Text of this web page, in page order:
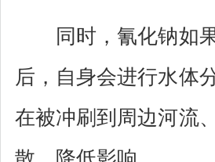
同时，氰化钠如果
后，自身会进行水体
在被冲刷到周边河流